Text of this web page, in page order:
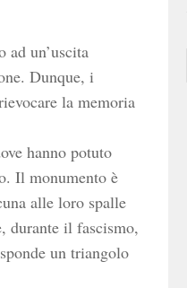
un’uscita
Dunque, i
la memoria
hanno potuto
Il monumento è
alle loro spalle
durante il fascismo,
un triangolo